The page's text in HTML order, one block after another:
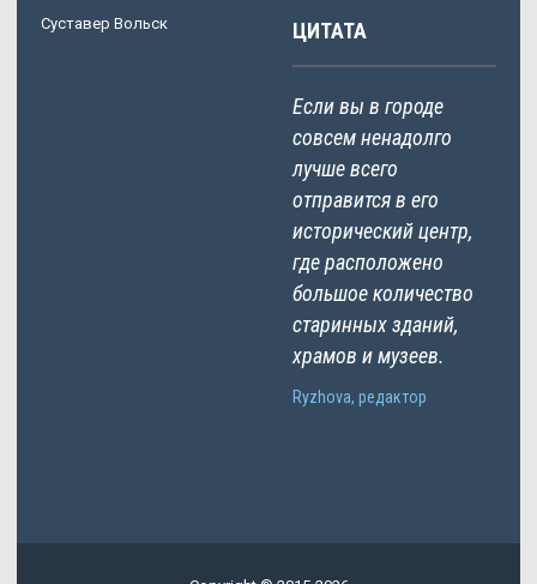
Суставер Вольск ЦИТАТА
Если вы в городе
совсем ненадолго
лучше всего
отправится в его
исторический центр,
где расположено
большое количество
старинных зданий,
храмов и музеев.
Ryzhova, редактор